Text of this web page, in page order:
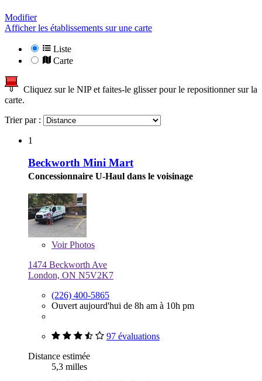
Modifier
Afficher les établissements sur une carte
Liste
Carte
Cliquez sur le NIP et faites-le glisser pour le repositionner sur la
carte.
Trier par :
1
Beckworth Mini Mart
Concessionnaire U-Haul dans le voisinage
VoirPhotos
1474 Beckworth Ave
London, ON N5V2K7
(226) 400-5865
Ouvert aujourd'hui de 8h am à 10h pm
97 évaluations
Distance estimée
5,3 milles